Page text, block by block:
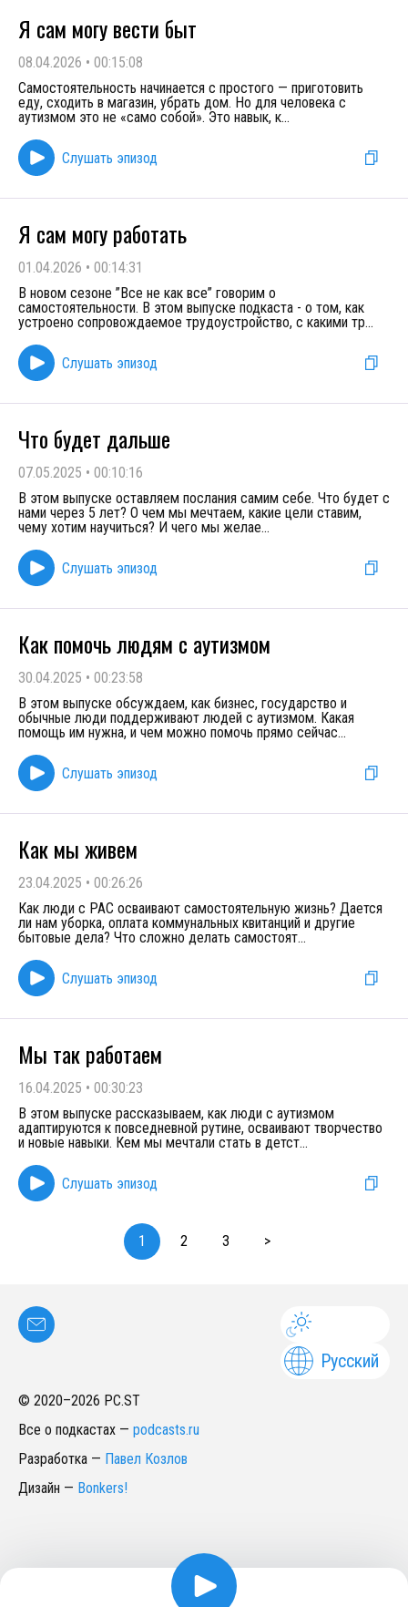
Я сам могу вести быт
08.04.2026 • 00:15:08
Самостоятельность начинается с простого — приготовить
еду, сходить в магазин, убрать дом. Но для человека с
аутизмом это не «само собой». Это навык, к...
Слушать эпизод
Я сам могу работать
01.04.2026 • 00:14:31
В новом сезоне ”Все не как все” говорим о
самостоятельности. В этом выпуске подкаста - о том, как
устроено сопровождаемое трудоустройство, с какими тр...
Слушать эпизод
Что будет дальше
07.05.2025 • 00:10:16
В этом выпуске оставляем послания самим себе. Что будет с
нами через 5 лет? О чем мы мечтаем, какие цели ставим,
чему хотим научиться? И чего мы желае...
Слушать эпизод
Как помочь людям с аутизмом
30.04.2025 • 00:23:58
В этом выпуске обсуждаем, как бизнес, государство и
обычные люди поддерживают людей с аутизмом. Какая
помощь им нужна, и чем можно помочь прямо сейчас...
Слушать эпизод
Как мы живем
23.04.2025 • 00:26:26
Как люди с РАС осваивают самостоятельную жизнь? Дается
ли нам уборка, оплата коммунальных квитанций и другие
бытовые дела? Что сложно делать самостоят...
Слушать эпизод
Мы так работаем
16.04.2025 • 00:30:23
В этом выпуске рассказываем, как люди с аутизмом
адаптируются к повседневной рутине, осваивают творчество
и новые навыки. Кем мы мечтали стать в детст...
Слушать эпизод
1 2 3 >
Русский
© 2020–2026 PC.ST
Все о подкастах — podcasts.ru
Разработка — Павел Козлов
Дизайн — Bonkers!